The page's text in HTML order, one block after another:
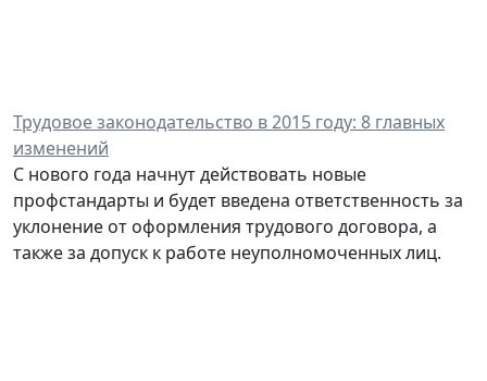
Трудовое законодательство в 2015 году: 8 главных
изменений
С нового года начнут действовать новые
профстандарты и будет введена ответственность за
уклонение от оформления трудового договора, а
также за допуск к работе неуполномоченных лиц.